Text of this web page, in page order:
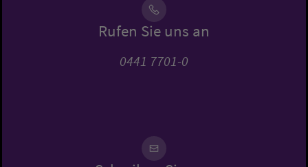
Rufen Sie uns an
0441 7701-0